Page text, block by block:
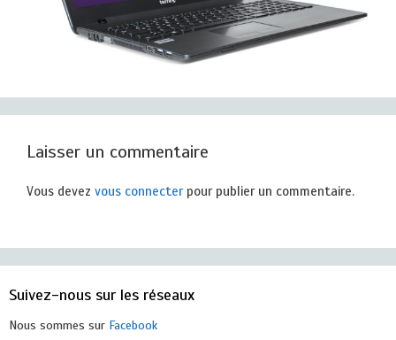
Laisser un commentaire
Vous devez vous connecterpour publier un commentaire.
Suivez-nous sur les réseaux
Nous sommes sur Facebook